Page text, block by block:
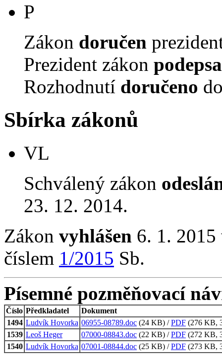
P
Zákon doručen
Prezident zákon
Rozhodnutí doručeno
Sbírka zákonů
VL
Schválený zákon
23. 12. 2014.
Zákon vyhlášen 6. 1. 2015
číslem 1/2015 Sb.
Písemné pozměňovací
Číslo Předkladatel
Dokument
1494 Ludvík Hovorka 06955-08789.doc (24 KB) /PDF (276 KB,
1539 Leoš Heger 07000-08843.doc (22 KB) /PDF (272 KB,
1540 Ludvík Hovorka 07001-08844.doc (25 KB) /PDF (273 KB,